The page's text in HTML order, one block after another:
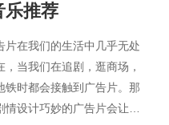
乐推荐
片在我们的生活中几乎无处
，当我们在追剧，逛商场，
铁时都会接触到广告片。那
情设计巧妙的广告片会让人